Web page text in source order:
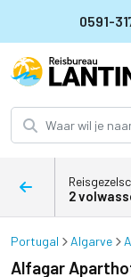
0591-
2
Portugal Algarve
Alfagar